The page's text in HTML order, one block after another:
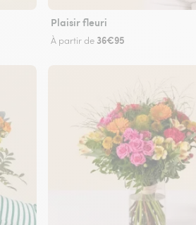
Plaisir fleuri
À partir de 36€95